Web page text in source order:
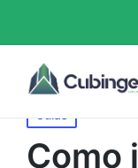
Completa
Como